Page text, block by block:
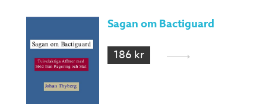
Sagan om Bactiguard
186 kr